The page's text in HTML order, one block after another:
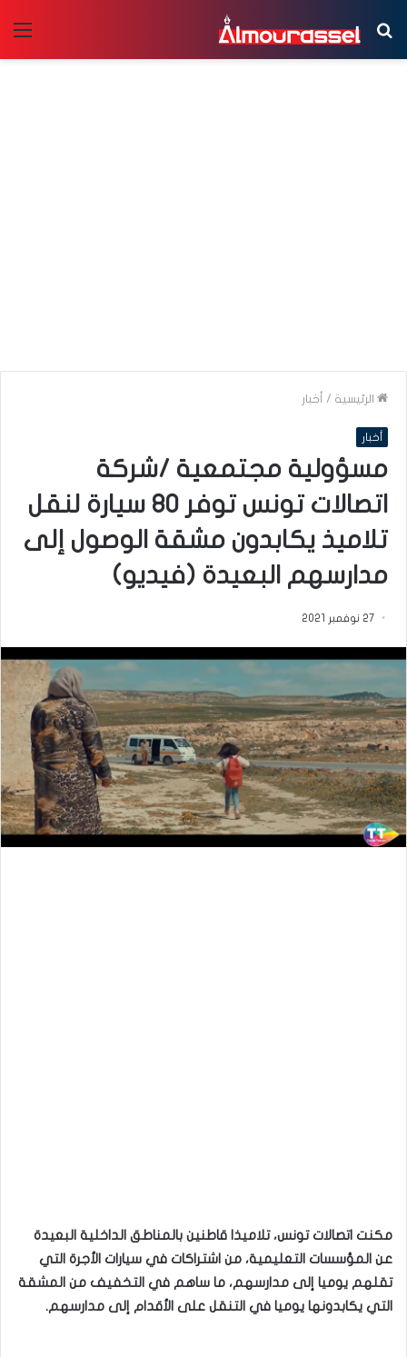
بحث
عن
الرئيسية / أخبار
أخبار
مسؤولية مجتمعية /شركة
اتصالات تونس توفر 80 سيارة لنقل
تلاميذ يكابدون مشقة الوصول إلى
مدارسهم البعيدة (فيديو)
27 نوفمبر 2021
مكنت اتصالات تونس، تلاميذا قاطنين بالمناطق الداخلية البعيدة
عن المؤسسات التعليمية، من اشتراكات في سيارات الأجرة التي
تقلهم يوميا إلى مدارسهم، ما ساهم في التخفيف من المشقة
التي يكابدونها يوميا في التنقل على الأقدام إلى مدارسهم.